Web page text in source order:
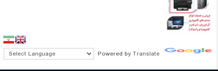
Powered by Translate